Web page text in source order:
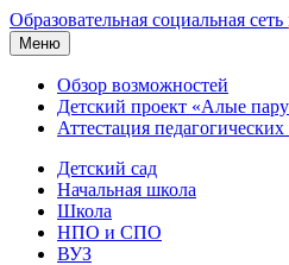
Образовательная социальная сеть
Меню
Обзор возможностей
Детский проект «Алые
Аттестация
Детский сад
Начальная школа
Школа
НПО и СПО
ВУЗ